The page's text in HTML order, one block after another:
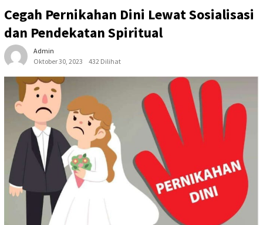
Cegah Pernikahan Dini Lewat Sosialisasi
dan Pendekatan Spiritual
Admin
Oktober 30, 2023
432 Dilihat